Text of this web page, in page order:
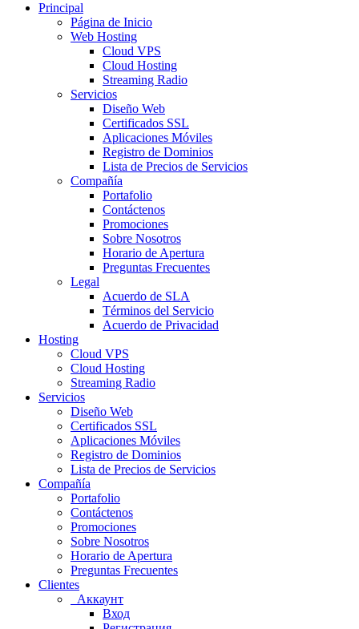
Principal
Página de Inicio
Web Hosting
Cloud VPS
Cloud Hosting
Streaming Radio
Servicios
Diseño Web
Certificados SSL
Aplicaciones Móviles
Registro de Dominios
Lista de Precios de Servicios
Compañía
Portafolio
Contáctenos
Promociones
Sobre Nosotros
Horario de Apertura
Preguntas Frecuentes
Legal
Acuerdo de SLA
Términos del Servicio
Acuerdo de Privacidad
Hosting
Cloud VPS
Cloud Hosting
Streaming Radio
Servicios
Diseño Web
Certificados SSL
Aplicaciones Móviles
Registro de Dominios
Lista de Precios de Servicios
Compañía
Portafolio
Contáctenos
Promociones
Sobre Nosotros
Horario de Apertura
Preguntas Frecuentes
Clientes
Аккаунт
Вход